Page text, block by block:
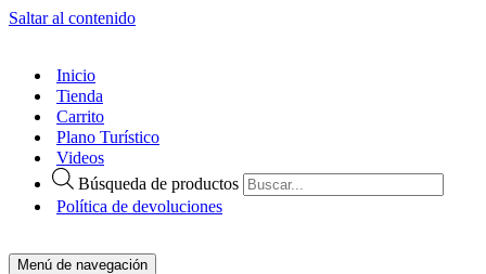
Saltar al contenido
Inicio
Tienda
Carrito
Plano Turístico
Videos
Búsqueda de productos
Política de devoluciones
Menú de navegación